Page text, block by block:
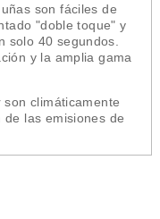
son fáciles de
"doble toque" y
solo 40 segundos.
y la amplia gama
climáticamente
las emisiones de